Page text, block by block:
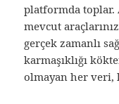
platformda
mevcut
gerçek zamanlı
karmaşıklığı
olmayan her veri,